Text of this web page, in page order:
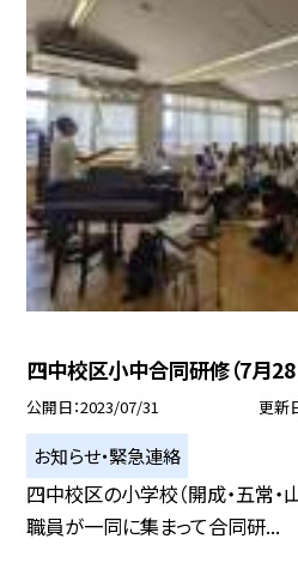
四中校区小中合同研修（7月28
公開日 2023/07/31 更新
お知らせ・緊急連絡
四中校区の小学校（開成・五常
職員が一同に集まって合同研...